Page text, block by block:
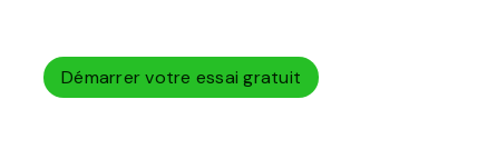
Démarrer votre essai gratuit